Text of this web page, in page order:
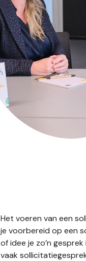
Het voeren van een
je voorbereid op een
of idee je zo’n
vaak